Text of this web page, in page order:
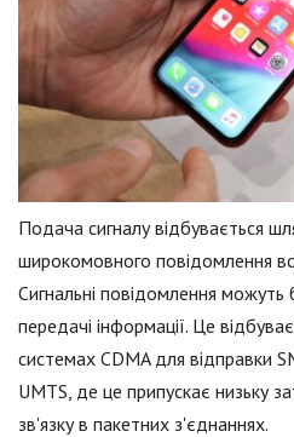
Подача сигналу відбувається
широкомовного повідомлення
Сигнальні повідомлення можуть
передачі інформації. Це
системах CDMA для відправки
UMTS, де це припускає низьку
зв'язку в пакетних з'єднаннях.